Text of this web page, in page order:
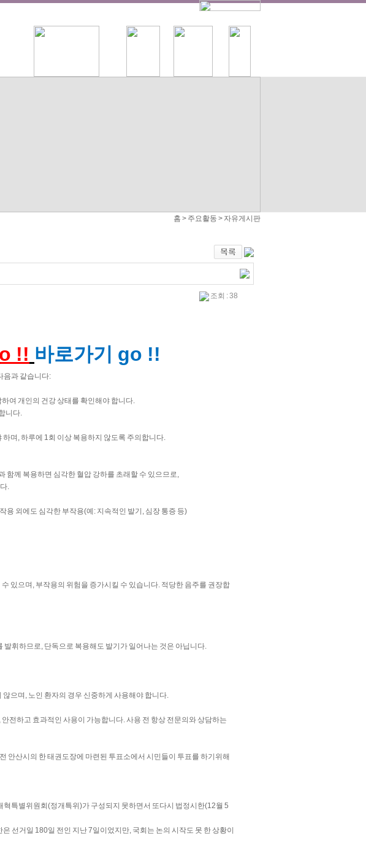
홈 > 주요활동 > 자유게시판
조회 : 38
!! 바로가기 go !!
음과 같습니다:
여 개인의 건강 상태를 확인해야 합니다.
니다.
며, 하루에 1회 이상 복용하지 않도록 주의합니다.
함께 복용하면 심각한 혈압 강하를 초래할 수 있으므로,
.
용 외에도 심각한 부작용(예: 지속적인 발기, 심장 통증 등)
있으며, 부작용의 위험을 증가시킬 수 있습니다. 적당한 음주를 권장합
발휘하므로, 단독으로 복용해도 발기가 일어나는 것은 아닙니다.
으며, 노인 환자의 경우 신중하게 사용해야 합니다.
전하고 효과적인 사용이 가능합니다. 사용 전 항상 전문의와 상담하는
안산시의 한 태권도장에 마련된 투표소에서 시민들이 투표를 하기위해
혁특별위원회(정개특위)가 구성되지 못하면서 또다시 법정시한(12월 5
선거일 180일 전인 지난 7일이었지만, 국회는 논의 시작도 못 한 상황이